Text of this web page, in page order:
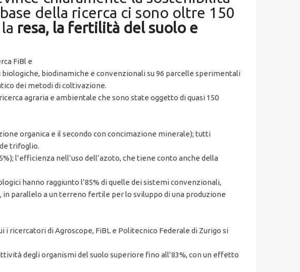
della ricerca ci sono oltre 150
resa, la fertilità del suolo e
FiBl e
biodinamiche e convenzionali su 96 parcelle sperimentali
dei metodi di coltivazione.
agraria e ambientale che sono state oggetto di quasi 150
organica e il secondo con concimazione minerale); tutti
trifoglio.
l’efficienza nell’uso dell’azoto, che tiene conto anche della
hanno raggiunto l’85% di quelle dei sistemi convenzionali,
parallelo a un terreno fertile per lo sviluppo di una produzione
di Agroscope, FiBL e Politecnico Federale di Zurigo si
degli organismi del suolo superiore fino all’83%, con un effetto